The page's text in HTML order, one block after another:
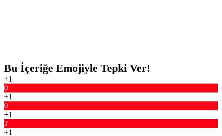
Bu İçeriğe Emojiyle Tepki Ver!
+1
0
+1
0
+1
2
+1